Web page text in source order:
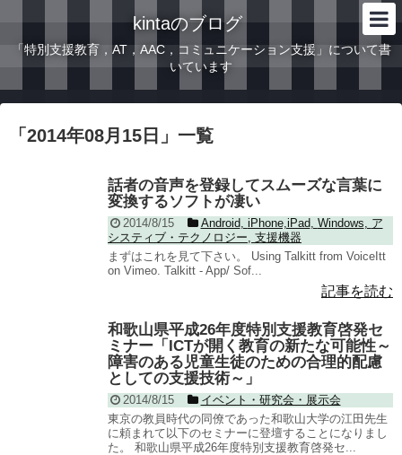
kintaのブログ
「特別支援教育，AT，AAC，コミュニケーション支援」について書
いています
「 2014年08月15日 」 一覧
話者の音声を登録してスムーズな言葉に
変換するソフトが凄い
2014/8/15 Android iPhone,iPad Windows
ア
システィブ・テクノロジー 支援機器
まずはこれを見て下さい。 Using Talkitt from VoiceItt
on Vimeo. Talkitt - App/ Sof...
記事を読む
和歌山県平成26年度特別支援教育啓発セ
ミナー「ICTが開く教育の新たな可能性～
障害のある児童生徒のための合理的配慮
としての支援技術～」
2014/8/15
イベント・研究会・展示会
東京の教員時代の同僚であった和歌山大学の江田先生
に頼まれて以下のセミナーに登壇することになりまし
た。 和歌山県平成26年度特別支援教育啓発セ...